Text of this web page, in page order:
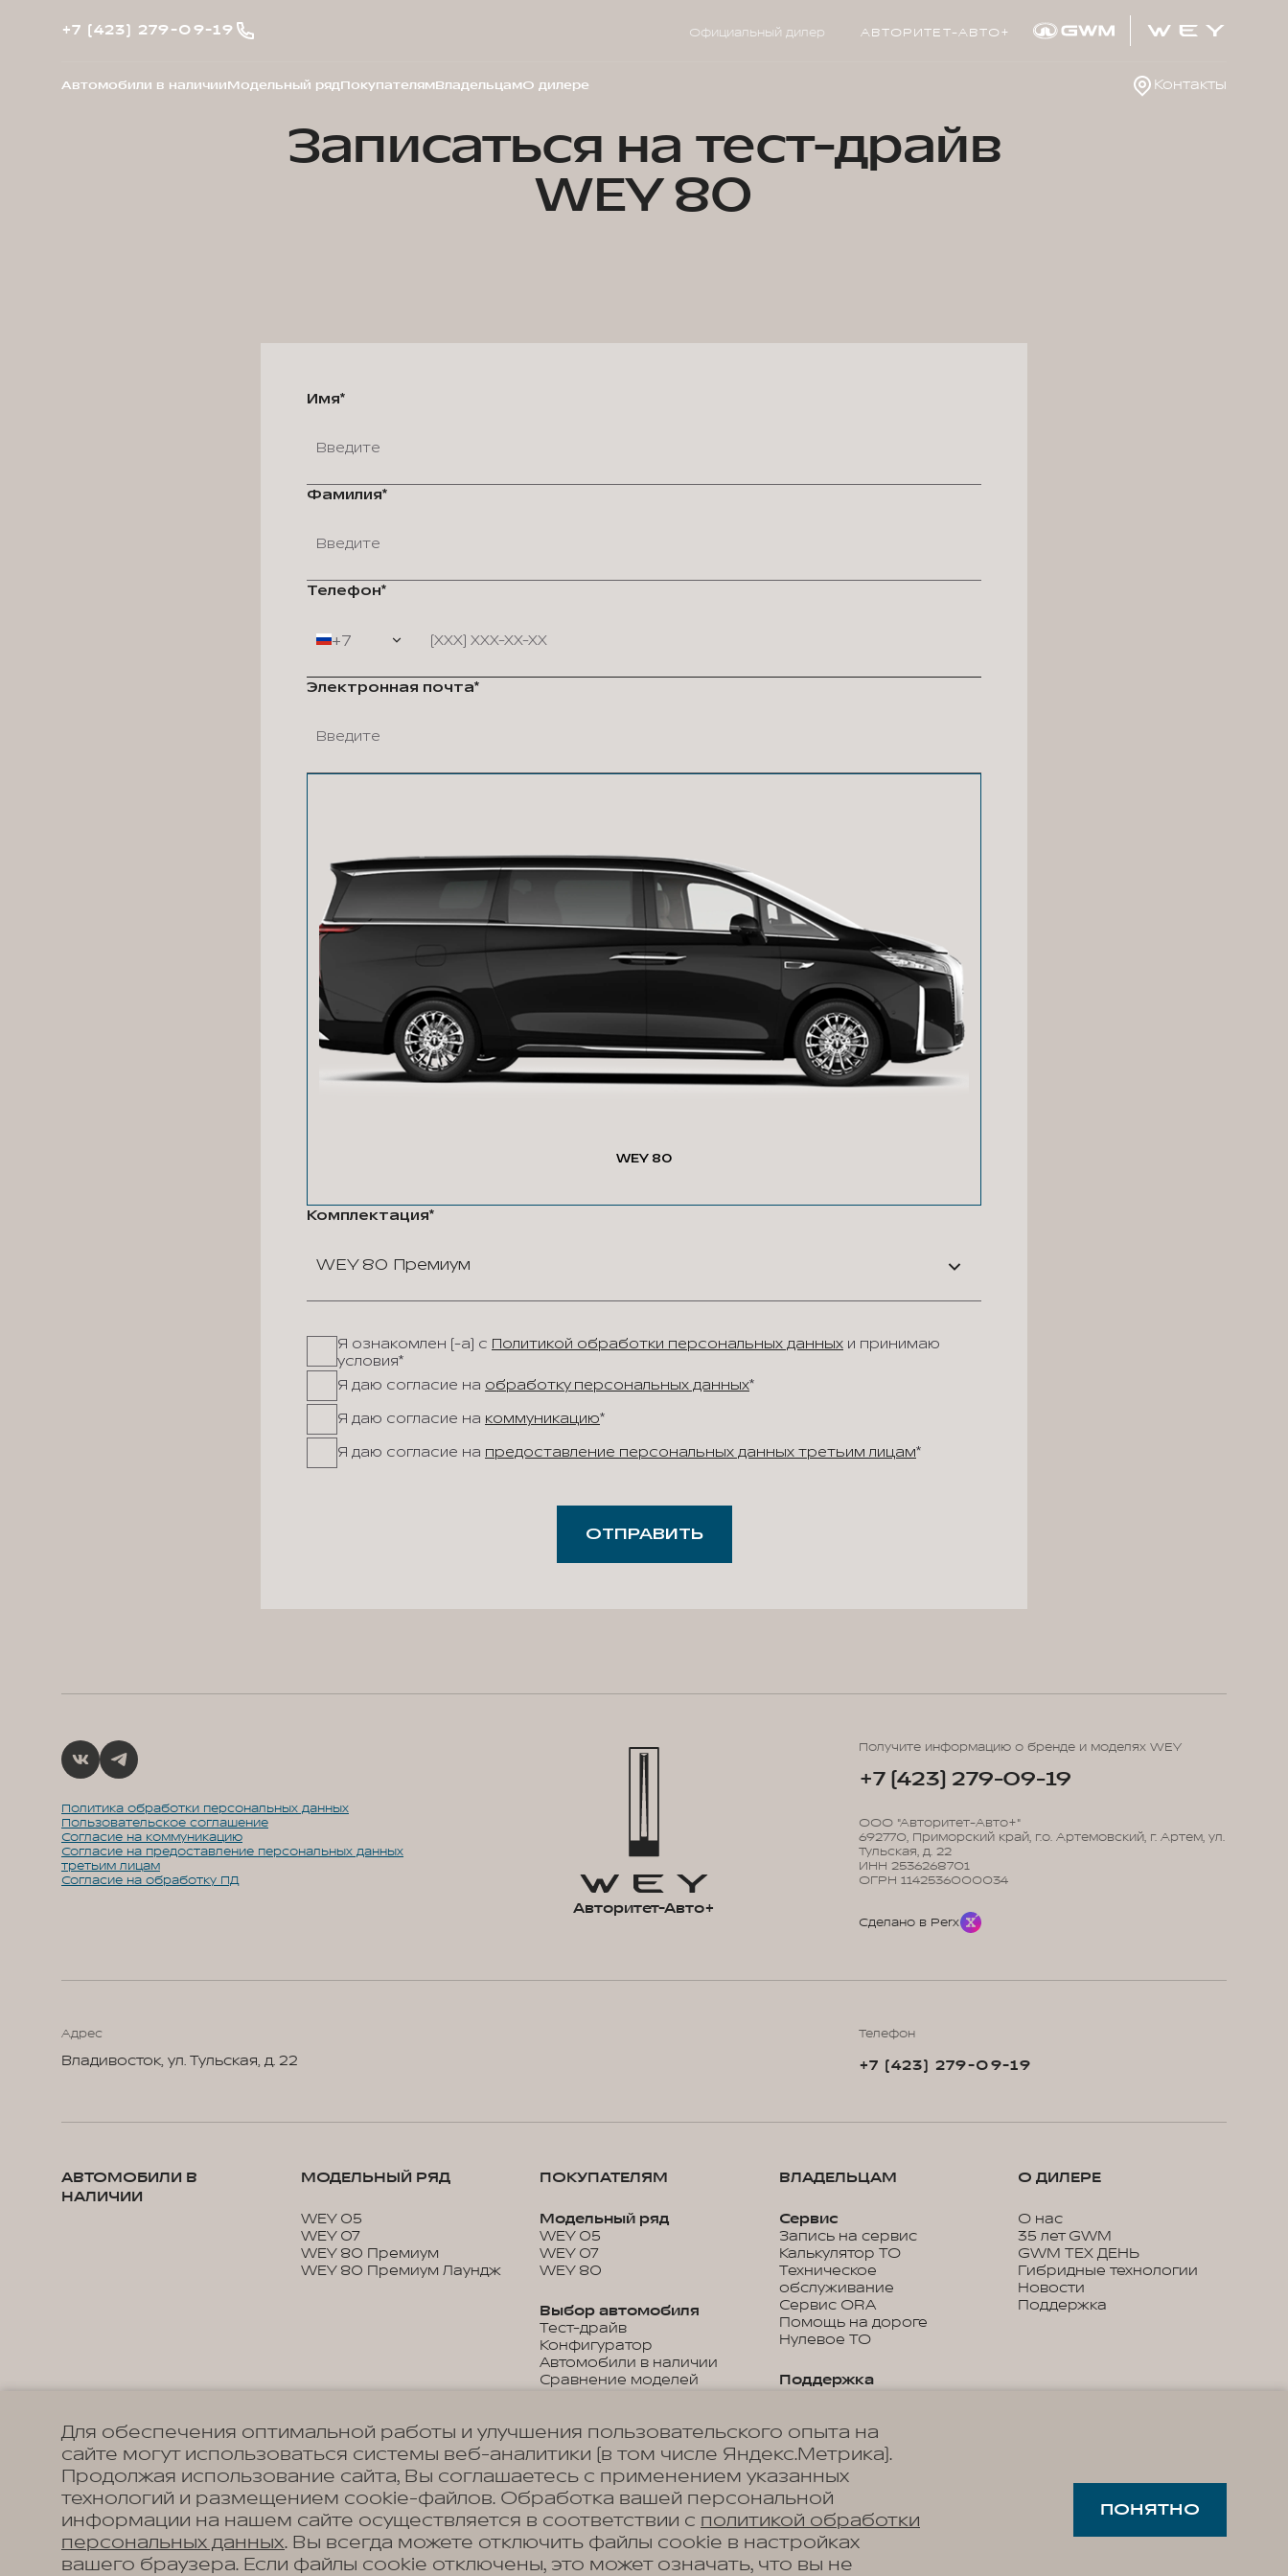
Официальный дилер АВТОРИТЕТ-АВТО+
Контакты
+7 (423) 279-09-19
Автомобили в наличииМодельный рядПокупателямВладельцамО дилере
Записаться на тест-драйв
WEY 80
Имя*
Фамилия*
Телефон*
+7
Электронная почта*
WEY 80
Комплектация*
WEY 80 Премиум
Я ознакомлен (-а) с Политикой обработки персональных данных и принимаю
условия*
Я даю согласие на обработку персональных данных*
Я даю согласие на коммуникацию*
Я даю согласие на предоставление персональных данных третьим лицам*
ОТПРАВИТЬ
Политика обработки персональных данных
Пользовательское соглашение
Согласие на коммуникацию
Согласие на предоставление персональных данных
третьим лицам
Согласие на обработку ПД
Авторитет-Авто+
Получите информацию о бренде и моделях WEY
+7 (423) 279-09-19
ООО "Авторитет-Авто+"
692770, Приморский край, г.о. Артемовский, г. Артем, ул.
Тульская, д. 22
ИНН 2536268701
ОГРН 1142536000034
Сделано в Perx
Адрес
Владивосток, ул. Тульская, д. 22
Телефон
+7 (423) 279-09-19
АВТОМОБИЛИ В
НАЛИЧИИ
МОДЕЛЬНЫЙ РЯД
WEY 05
WEY 07
WEY 80 Премиум
WEY 80 Премиум Лаундж
ПОКУПАТЕЛЯМ
Модельный ряд
WEY 05
WEY 07
WEY 80
Выбор автомобиля
Тест-драйв
Конфигуратор
Автомобили в наличии
Сравнение моделей
Покупка
Кредитный калькулятор
Программы кредитования
Корпоративным клиентам
Специальные
предложения
Программы лизинга
ВЛАДЕЛЬЦАМ
Сервис
Запись на сервис
Калькулятор ТО
Техническое
обслуживание
Сервис ORA
Помощь на дороге
Нулевое ТО
Поддержка
управление
Цифровые сервисы WEY
Подписки
Руководства по
эксплуатации
Аксессуры
Зарядные станции
О ДИЛЕРЕ
О нас
35 лет GWM
GWM ТЕХ ДЕНЬ
Гибридные технологии
Новости
Поддержка
Для обеспечения оптимальной работы и улучшения пользовательского опыта на
сайте могут использоваться системы веб-аналитики (в том числе Яндекс.Метрика).
Продолжая использование сайта, Вы соглашаетесь с применением указанных
технологий и размещением cookie-файлов. Обработка вашей персональной
информации на нашем сайте осуществляется в соответствии с политикой обработки
персональных данных. Вы всегда можете отключить файлы cookie в настройках
вашего браузера. Если файлы cookie отключены, это может означать, что вы не
ПОНЯТНО